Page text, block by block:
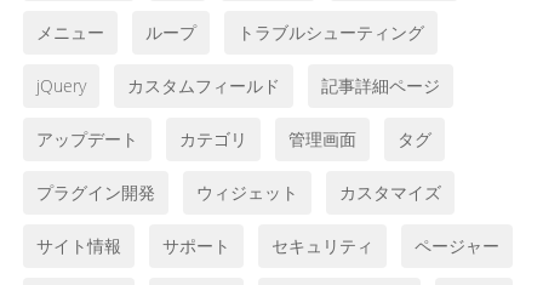
メニュー ループ トラブルシューティング
jQuery カスタムフィールド 記事詳細ページ
アップデート カテゴリ 管理画面 タグ
プラグイン開発 ウィジェット カスタマイズ
サイト情報 サポート セキュリティ ページャー